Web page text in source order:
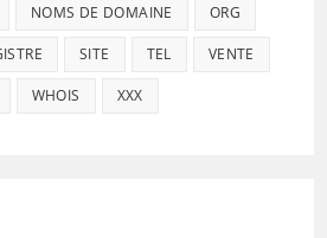
NOMS DE DOMAINE ORG
SITE TEL VENTE
WHOIS XXX